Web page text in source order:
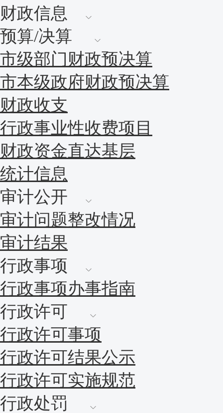
财政信息
预算/决算
市级部门财政预决算
市本级政府财政预决算
财政收支
行政事业性收费项目
财政资金直达基层
统计信息
审计公开
审计问题整改情况
审计结果
行政事项
行政事项办事指南
行政许可
行政许可事项
行政许可结果公示
行政许可实施规范
行政处罚